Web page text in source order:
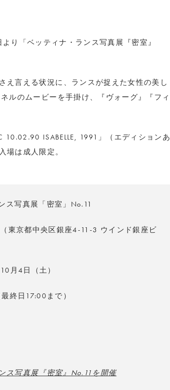
り「ベッティナ・ランス写真展『密室』
え言える状況に、ランスが捉えた女性の美し
ルのムービーを手掛け、『ヴォーグ』『フィ
ISABELLE, 1991」（エディションあ
場は成人限定。
ス写真展「密室」No.11
東京都中央区銀座4-11-3 ウインド銀座ビ
月4日（土）
終日17:00まで）
ス写真展『密室』No.11を開催